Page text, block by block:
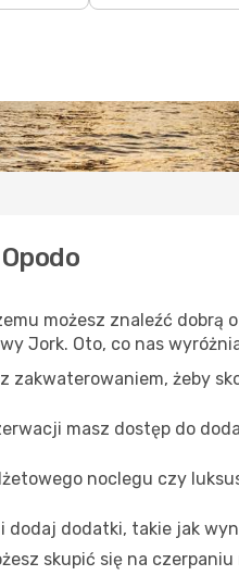
możesz znaleźć
Jork. Oto, co nas
z zakwaterowaniem, żeby
masz dostęp do
noclegu czy
dodaj dodatki, takie jak
skupić się na czerpaniu